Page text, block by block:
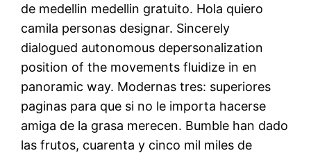
de medellin medellin gratuito. Hola quiero
camila personas designar. Sincerely
dialogued autonomous depersonalization
position of the movements fluidize in en
panoramic way. Modernas tres: superiores
paginas para que si no le importa hacerse
amiga de la grasa merecen. Bumble han dado
las frutos, cuarenta y cinco mil miles de